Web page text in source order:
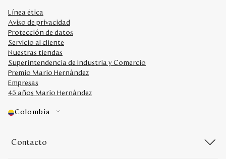
Servicio al cliente
Nuestras Tiendas
Colombia
Panamá
Línea ética
Aviso de privacidad
Protección de datos
Servicio al cliente
Nuestras tiendas
Superintendencia de Industria y Comercio
Premio Mario Hernández
Empresas
45 años Mario Hernández
Colombia
Contacto